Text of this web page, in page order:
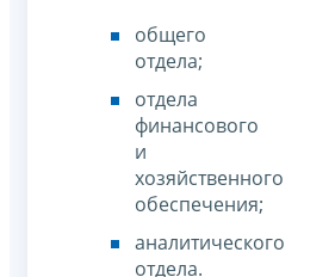
общего
отдела;
отдела
финансового
и
хозяйственного
обеспечения;
аналитического
отдела.